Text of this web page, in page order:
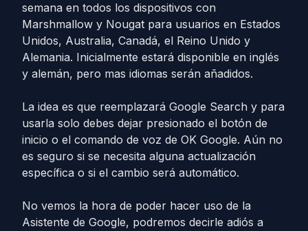
semana en todos los dispositivos con
Marshmallow y Nougat para usuarios en Estados
Unidos, Australia, Canadá, el Reino Unido y
Alemania. Inicialmente estará disponible en inglés
y alemán, pero mas idiomas serán añadidos.
La idea es que reemplazará Google Search y para
usarla solo debes dejar presionado el botón de
inicio o el comando de voz de OK Google. Aún no
es seguro si se necesita alguna actualización
específica o si el cambio será automático.
No vemos la hora de poder hacer uso de la
Asistente de Google, podremos decirle adiós a